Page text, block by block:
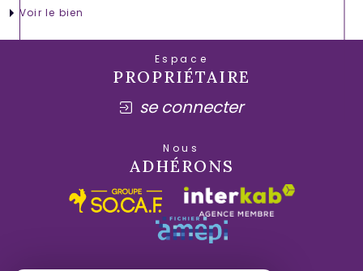
Voir le bien
Espace
PROPRIÉTAIRE
se connecter
Nous
ADHÉRONS